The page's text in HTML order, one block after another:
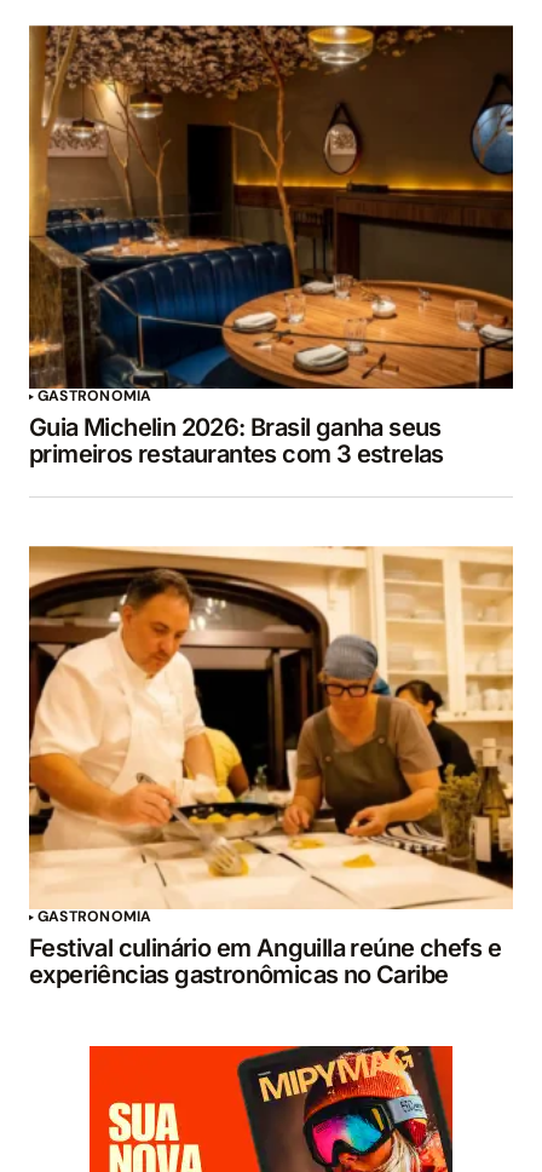
GASTRONOMIA
Guia Michelin 2026: Brasil ganha seus
primeiros restaurantes com 3 estrelas
GASTRONOMIA
Festival culinário em Anguilla reúne chefs e
experiências gastronômicas no Caribe